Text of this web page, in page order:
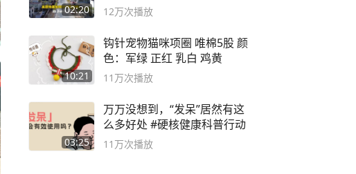
02:20 12万次播放
10:21
钩针宠物猫咪项圈 唯棉5股 颜
色：军绿 正红 乳白 鸡黄
11万次播放
03:25
万万没想到，“发呆”居然有这
么多好处 #硬核健康科普行动
11万次播放